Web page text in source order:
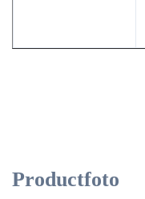
Productfoto